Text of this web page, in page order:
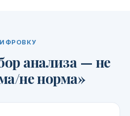
анализа — не
не норма»